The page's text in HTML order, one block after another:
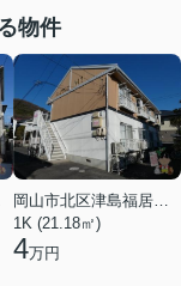
物件
岡山市北区津島福居１丁目
1K (21.18㎡)
4万円